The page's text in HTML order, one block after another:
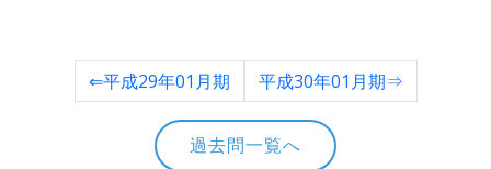
⇐平成29年01月期 平成30年01月期⇒
過去問一覧へ